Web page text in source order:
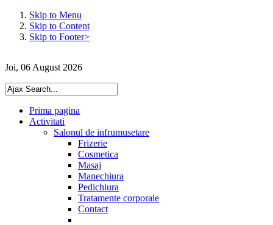
Skip to Menu
Skip to Content
Skip to Footer>
Joi, 06 August 2026
Prima pagina
Activitati
Salonul de infrumusetare
Frizerie
Cosmetica
Masaj
Manechiura
Pedichiura
Tratamente corporale
Contact